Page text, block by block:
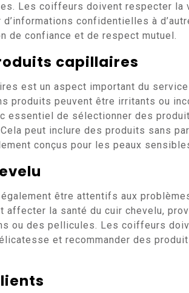
Les coiffeurs doivent respecter la
confidentielles à
de confiance et de respect mutuel.
capillaires
est un aspect important du
produits peuvent être irritants ou
essentiel de sélectionner des
peut inclure des produits sans
conçus pour les peaux
être attentifs aux
affecter la santé du cuir chevelu,
ou des pellicules. Les coiffeurs
et recommander des